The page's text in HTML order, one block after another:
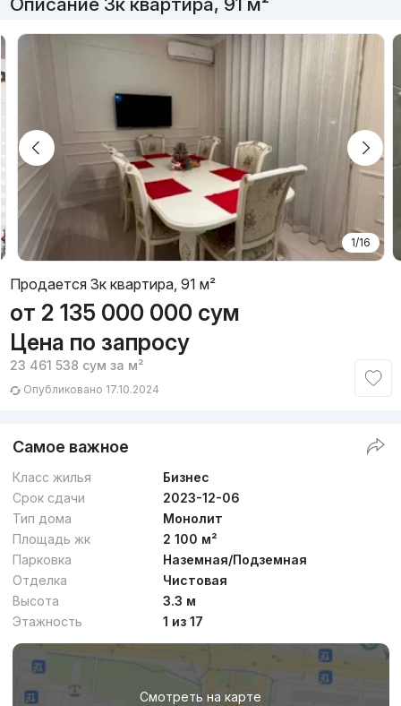
1/16
Продается 3к квартира, 91 м²
от 2 135 000 000 сум
Цена по запросу
23 461 538 сум за м²
Опубликовано 17.10.2024
Самое важное
Класс жилья
Бизнес
Срок сдачи
2023-12-06
Тип дома
Монолит
Площадь жк
2 100 м²
Парковка
Наземная/Подземная
Отделка
Чистовая
Высота
3.3 м
Этажность
1 из 17
Смотреть на карте